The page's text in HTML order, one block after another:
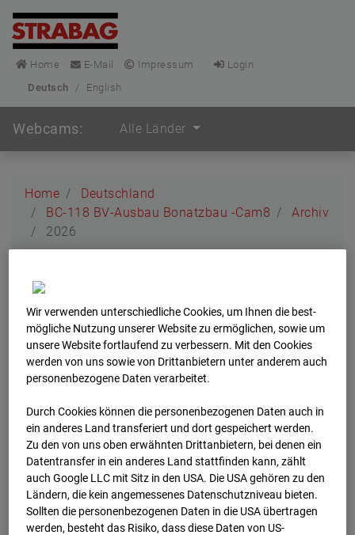
Home E-Mail Impressum
Login
Deutsch
/ English
Webcams: Alle Länder
Home
Deutschland
BC-118 BV-Ausbau Bonatzbau -Cam8
Archiv
2026
BC-118 BV-Ausbau
Bonatzbau -Cam8
Arnulf Klett Platz, 70173 Stuttgart
Zur Übersicht
Archivdatum:2026
Wir verwenden unterschiedliche Cookies, um Ihnen die best­
mögliche Nutzung unserer Website zu ermöglichen, sowie um
unsere Website fortlaufend zu verbessern. Mit den Cookies
werden von uns sowie von Drittanbietern unter anderem auch
personenbezogene Daten verarbeitet.
Durch Cookies können die personenbezogenen Daten auch in
ein anderes Land transferiert und dort gespeichert werden.
Zu den von uns oben erwähnten Drittanbietern, bei denen ein
Datentransfer in ein anderes Land stattfinden kann, zählt
auch Google LLC mit Sitz in den USA. Die USA gehören zu den
Ländern, die kein angemessenes Datenschutzniveau bieten.
Sollten die personenbezogenen Daten in die USA übertragen
werden, besteht das Risiko, dass diese Daten von US-